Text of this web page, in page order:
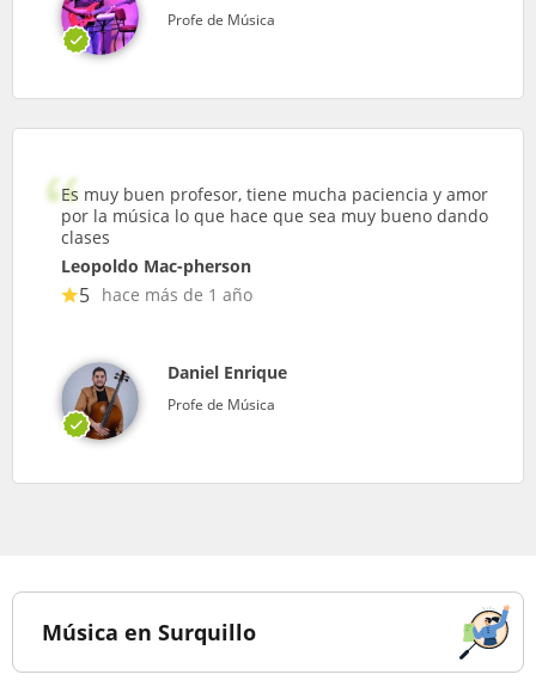
Profe de Música
Es muy buen profesor, tiene mucha paciencia y amor
por la música lo que hace que sea muy bueno dando
clases
Leopoldo Mac-pherson
5 hace más de 1 año
Daniel Enrique
Profe de Música
Música en Surquillo